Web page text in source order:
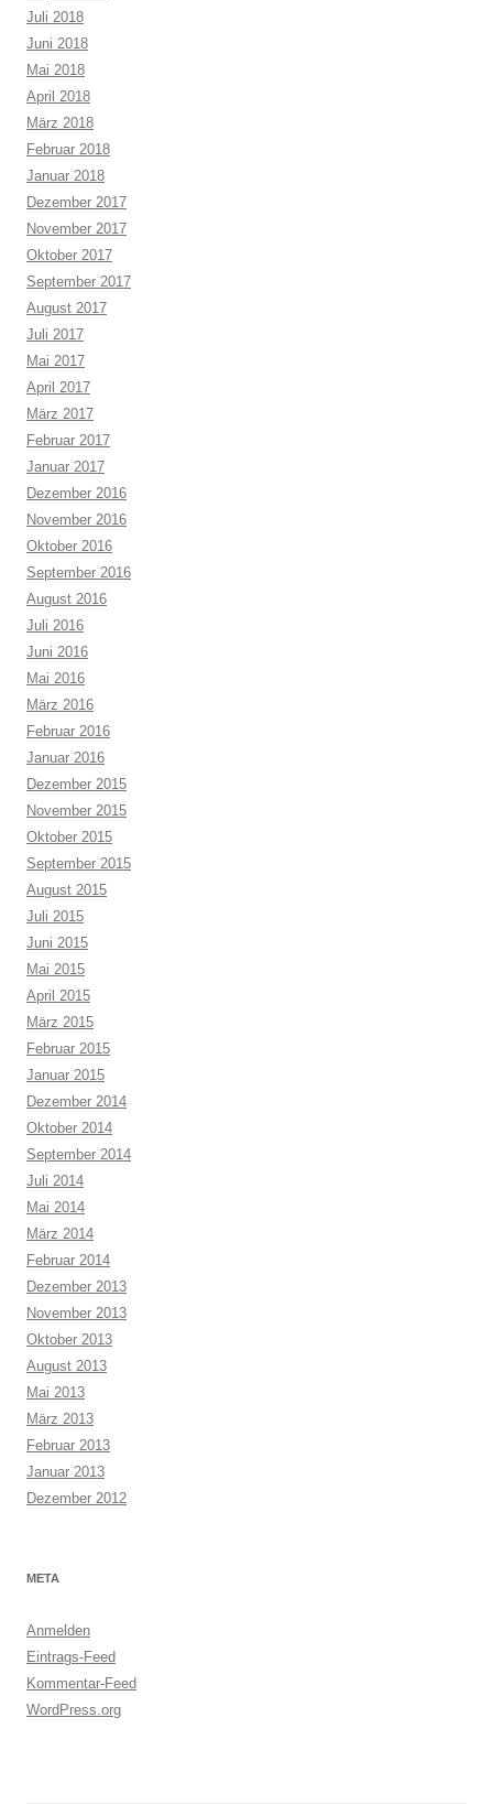
Juli 2018
Juni 2018
Mai 2018
April 2018
März 2018
Februar 2018
Januar 2018
Dezember 2017
November 2017
Oktober 2017
September 2017
August 2017
Juli 2017
Mai 2017
April 2017
März 2017
Februar 2017
Januar 2017
Dezember 2016
November 2016
Oktober 2016
September 2016
August 2016
Juli 2016
Juni 2016
Mai 2016
März 2016
Februar 2016
Januar 2016
Dezember 2015
November 2015
Oktober 2015
September 2015
August 2015
Juli 2015
Juni 2015
Mai 2015
April 2015
März 2015
Februar 2015
Januar 2015
Dezember 2014
Oktober 2014
September 2014
Juli 2014
Mai 2014
März 2014
Februar 2014
Dezember 2013
November 2013
Oktober 2013
August 2013
Mai 2013
März 2013
Februar 2013
Januar 2013
Dezember 2012
META
Anmelden
Eintrags-Feed
Kommentar-Feed
WordPress.org